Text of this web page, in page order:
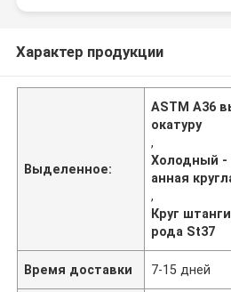
Характер продукции
Выделенное:
ASTM A36
окатуру
,
Холодный -
анная
,
Круг
рода St37
Время доставки 7-15 дней